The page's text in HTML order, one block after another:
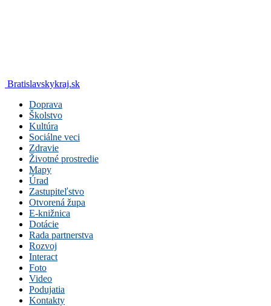
Bratislavskykraj.sk
Doprava
Školstvo
Kultúra
Sociálne veci
Zdravie
Životné prostredie
Mapy
Úrad
Zastupiteľstvo
Otvorená župa
E-knižnica
Dotácie
Rada partnerstva
Rozvoj
Interact
Foto
Video
Podujatia
Kontakty